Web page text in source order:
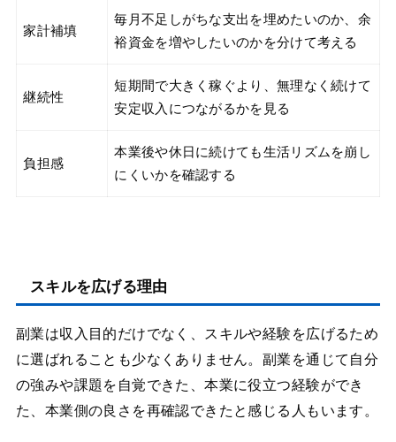
家計補填
毎月不足しがちな支出を埋めたいのか、余
裕資金を増やしたいのかを分けて考える
継続性
短期間で大きく稼ぐより、無理なく続けて
安定収入につながるかを見る
負担感
本業後や休日に続けても生活リズムを崩し
にくいかを確認する
スキルを広げる理由
副業は収入目的だけでなく、スキルや経験を広げるため
に選ばれることも少なくありません。副業を通じて自分
の強みや課題を自覚できた、本業に役立つ経験ができ
た、本業側の良さを再確認できたと感じる人もいます。